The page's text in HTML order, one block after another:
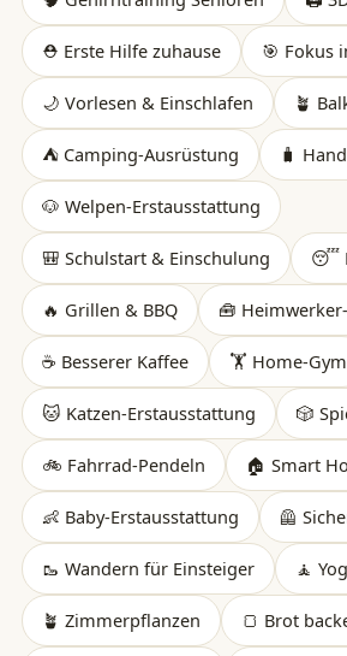
⛑️ Erste Hilfe zuhause 🎯 Fokus
🌙 Vorlesen & Einschlafen 🪴
⛺ Camping-Ausrüstung 🧳
🐶 Welpen-Erstausstattung
🎒 Schulstart & Einschulung 😴
🔥 Grillen & BBQ 🧰
☕ Besserer Kaffee 🏋️ Home-Gym
🐱 Katzen-Erstausstattung 🎲
🚲 Fahrrad-Pendeln 🏠 Smart
👶 Baby-Erstausstattung 🦺
🥾 Wandern für Einsteiger 🧘
🪴 Zimmerpflanzen 🍞 Brot